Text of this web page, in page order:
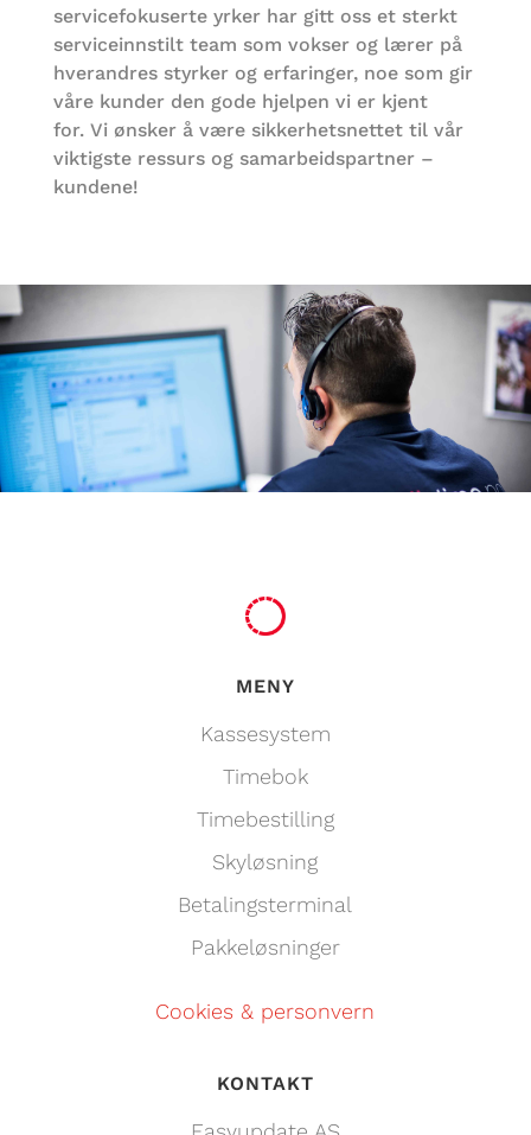
servicefokuserte yrker har gitt oss et sterkt
serviceinnstilt team som vokser og lærer på
hverandres styrker og erfaringer, noe som gir
våre kunder den gode hjelpen vi er kjent
for. Vi ønsker å være sikkerhetsnettet til vår
viktigste ressurs og samarbeidspartner –
kundene!
MENY
Kassesystem
Timebok
Timebestilling
Skyløsning
Betalingsterminal
Pakkeløsninger
Cookies & personvern
KONTAKT